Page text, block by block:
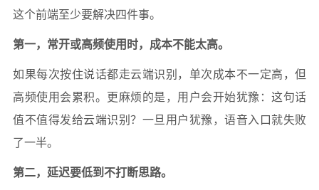
这个前端至少要解决四件事。
第一，常开或高频使用时，成本不能太高。
如果每次按住说话都走云端识别，单次成本不一定高，但
高频使用会累积。更麻烦的是，用户会开始犹豫：这句话
值不值得发给云端识别？一旦用户犹豫，语音入口就失败
了一半。
第二，延迟要低到不打断思路。